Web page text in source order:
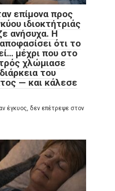
επίμονα προς
ιδιοκτήτριάς
ανήσυχα. Η
ότι το
μέχρι που στο
χλώμιασε
του
— και κάλεσε
έγκυος, δεν επέτρεψε στον